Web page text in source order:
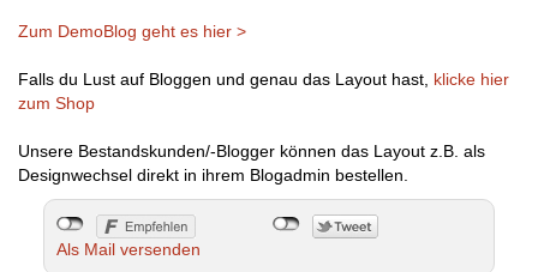
Zum DemoBlog geht es hier >
Falls du Lust auf Bloggen und genau das Layout hast, klicke hier
zum Shop
Unsere Bestandskunden/-Blogger können das Layout z.B. als
Designwechsel direkt in ihrem Blogadmin bestellen.
Als Mail versenden